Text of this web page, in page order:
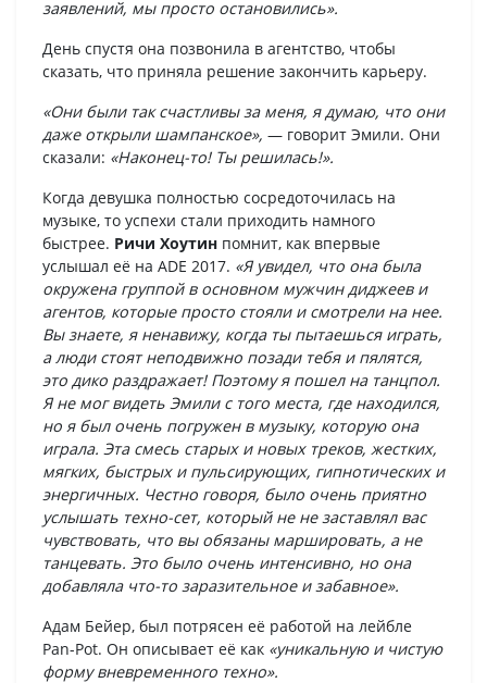
заявлений, мы просто остановились».
День спустя она позвонила в агентство, чтобы
сказать, что приняла решение закончить карьеру.
«Они были так счастливы за меня, я думаю, что они
даже открыли шампанское», — говорит Эмили. Они
сказали: «Наконец-то! Ты решилась!».
Когда девушка полностью сосредоточилась на
музыке, то успехи стали приходить намного
быстрее. Ричи Хоутин помнит, как впервые
услышал её на ADE 2017. «Я увидел, что она была
окружена группой в основном мужчин диджеев и
агентов, которые просто стояли и смотрели на нее.
Вы знаете, я ненавижу, когда ты пытаешься играть,
а люди стоят неподвижно позади тебя и пялятся,
это дико раздражает! Поэтому я пошел на танцпол.
Я не мог видеть Эмили с того места, где находился,
но я был очень погружен в музыку, которую она
играла. Эта смесь старых и новых треков, жестких,
мягких, быстрых и пульсирующих, гипнотических и
энергичных. Честно говоря, было очень приятно
услышать техно-сет, который не не заставлял вас
чувствовать, что вы обязаны маршировать, а не
танцевать. Это было очень интенсивно, но она
добавляла что-то заразительное и забавное».
Адам Бейер, был потрясен её работой на лейбле
Pan-Pot. Он описывает её как «уникальную и чистую
форму вневременного техно».